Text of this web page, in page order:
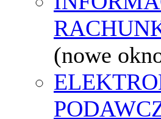
(nowe